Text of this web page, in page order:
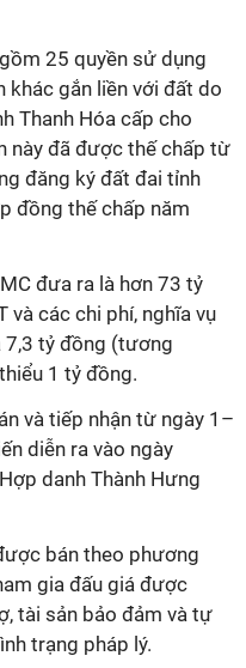
25 quyền sử dụng
khác gắn liền với đất do
Thanh Hóa cấp cho
này đã được thế chấp từ
đăng ký đất đai tỉnh
đồng thế chấp năm
đưa ra là hơn 73 tỷ
và các chi phí, nghĩa vụ
7,3 tỷ đồng (tương
1 tỷ đồng.
và tiếp nhận từ ngày 1–
diễn ra vào ngày
danh Thành Hưng
bán theo phương
gia đấu giá được
tài sản bảo đảm và tự
trạng pháp lý.